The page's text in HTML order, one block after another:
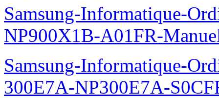
Samsung-Informatique-
NP900X1B-A01FR-
Samsung-Informatique-
300E7A-NP300E7A-